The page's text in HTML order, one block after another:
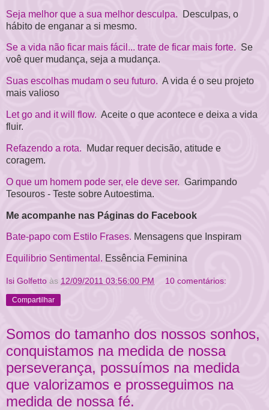
Seja melhor que a sua melhor desculpa. Desculpas, o
hábito de enganar a si mesmo.
Se a vida não ficar mais fácil... trate de ficar mais forte. Se
voê quer mudança, seja a mudança.
Suas escolhas mudam o seu futuro. A vida é o seu projeto
mais valioso
Let go and it will flow. Aceite o que acontece e deixa a vida
fluir.
Refazendo a rota. Mudar requer decisão, atitude e
coragem.
O que um homem pode ser, ele deve ser. Garimpando
Tesouros - Teste sobre Autoestima.
Me acompanhe nas Páginas do Facebook
Bate-papo com Estilo Frases. Mensagens que Inspiram
Equilibrio Sentimental. Essência Feminina
Isi Golfetto às 12/09/2011 03:56:00 PM 10 comentários:
Compartilhar
Somos do tamanho dos nossos sonhos,
conquistamos na medida de nossa
perseverança, possuímos na medida
que valorizamos e prosseguimos na
medida de nossa fé.